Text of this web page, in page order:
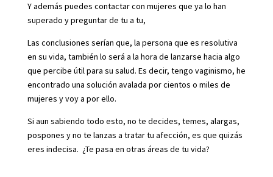
Y además puedes contactar con mujeres que ya lo han
superado y preguntar de tu a tu,
Las conclusiones serían que, la persona que es resolutiva
en su vida, también lo será a la hora de lanzarse hacia algo
que percibe útil para su salud. Es decir, tengo vaginismo, he
encontrado una solución avalada por cientos o miles de
mujeres y voy a por ello.
Si aun sabiendo todo esto, no te decides, temes, alargas,
pospones y no te lanzas a tratar tu afección, es que quizás
eres indecisa. ¿Te pasa en otras áreas de tu vida?